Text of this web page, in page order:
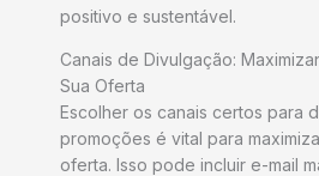
positivo e sustentável.
Canais de Divulgação:
Sua Oferta
Escolher os canais certos para
promoções é vital para
oferta. Isso pode incluir e-mail